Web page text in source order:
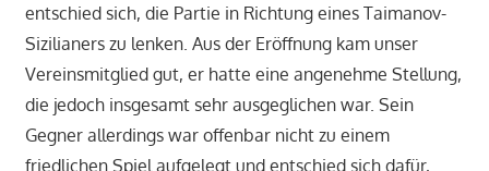
entschied sich, die Partie in Richtung eines Taimanov-
Sizilianers zu lenken. Aus der Eröffnung kam unser
Vereinsmitglied gut, er hatte eine angenehme Stellung,
die jedoch insgesamt sehr ausgeglichen war. Sein
Gegner allerdings war offenbar nicht zu einem
friedlichen Spiel aufgelegt und entschied sich dafür,